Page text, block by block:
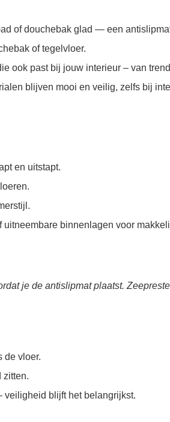
of douchebak glad — een
of tegelvloer.
ook past bij jouw interieur – van
blijven mooi en veilig, zelfs bij
en uitstapt.
binnenlagen voor
je de antislipmat plaatst.
de vloer.
zitten.
blijft het belangrijkst.